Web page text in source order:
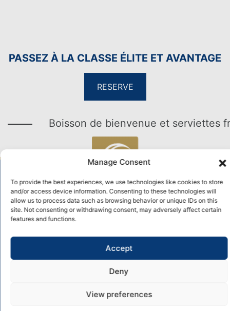
Manage Consent
To provide the best experiences, we use technologies like cookies to store
and/or access device information. Consenting to these technologies will
allow us to process data such as browsing behavior or unique IDs on this
site. Not consenting or withdrawing consent, may adversely affect certain
features and functions.
Accept
Deny
View preferences
PASSEZ À LA CLASSE ÉLITE ET AVANTAGE
RESERVE
Boisson de bienvenue et serviettes
NOUS CONTACTER
Pioneer Beach Hotel
+357 2696 4500
reservations@pioneer-cbh.com
Theas Afroditis Ave, 8101 Kato Paphos, Cyprus
Contact us